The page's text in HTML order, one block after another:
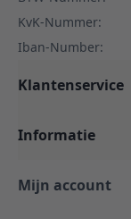
KvK-Nummer:
Iban-Number:
Klantenservice
Informatie
Mijn account